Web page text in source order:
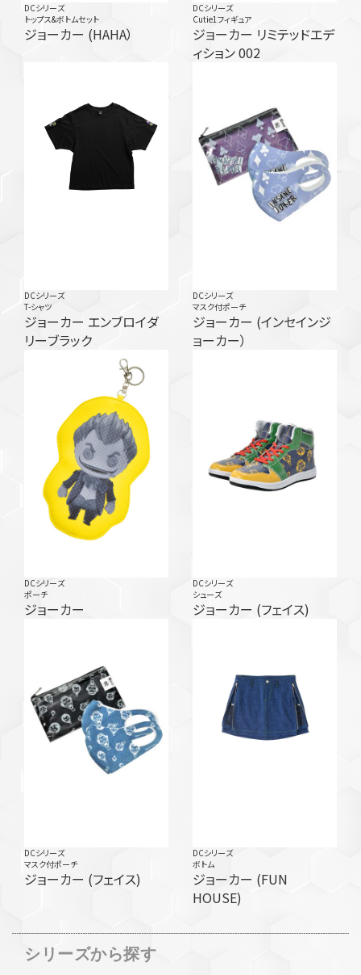
DCシリーズ
トップス&ボトムセット
ジョーカー (HAHA）
DCシリーズ
Cutie1フィギュア
ジョーカー リミテッドエデ
ィション 002
DCシリーズ
T-シャツ
ジョーカー エンブロイダ
リーブラック
DCシリーズ
マスク付ポーチ
ジョーカー (インセインジ
ョーカー）
DCシリーズ
ポーチ
ジョーカー
DCシリーズ
シューズ
ジョーカー (フェイス)
DCシリーズ
マスク付ポーチ
ジョーカー (フェイス)
DCシリーズ
ボトム
ジョーカー (FUN
HOUSE)
シリーズから探す